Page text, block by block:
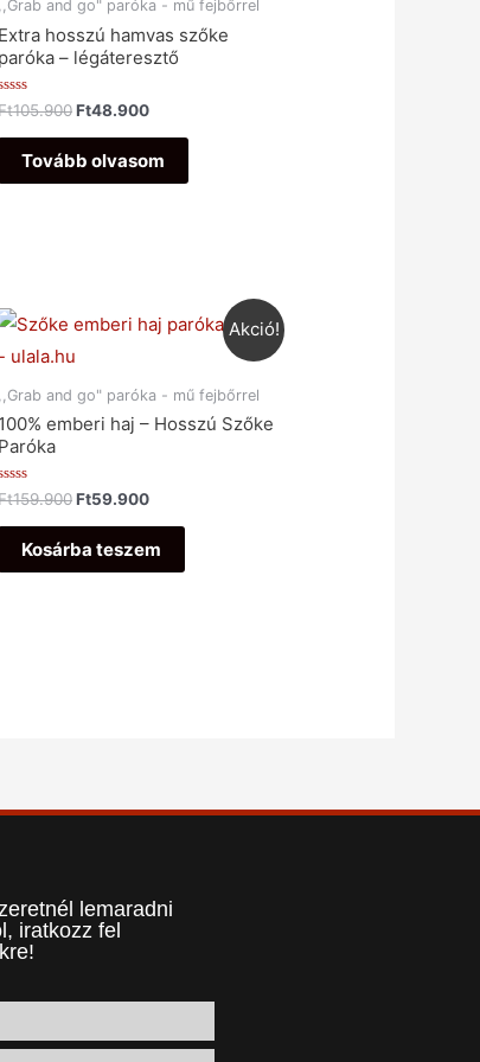
,,Grab and go" paróka - mű fejbőrrel
Extra hosszú hamvas szőke
paróka – légáteresztő
Értékelés:
0
105.900Ft48.900
Tovább olvasom
Akció!
,,Grab and go" paróka - mű fejbőrrel
100% emberi haj – Hosszú Szőke
Paróka
Értékelés:
0
159.900Ft59.900
Kosárba teszem
lemaradni
iratkozz fel